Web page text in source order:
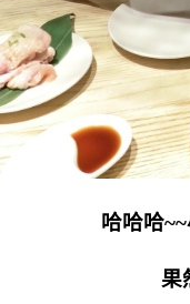
哈哈哈
果